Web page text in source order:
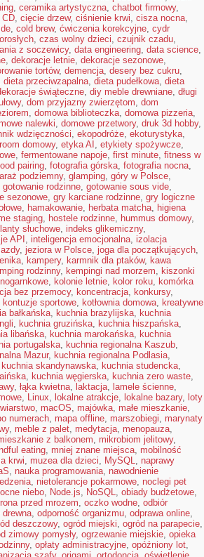
, ceramika artystyczna, chatbot firmowy,
CD, cięcie drzew, ciśnienie krwi, cisza nocna,
, cold brew, ćwiczenia korekcyjne, cydr
, czas wolny dzieci, czujnik czadu,
z soczewicy, data engineering, data science,
, dekoracje letnie, dekoracje sezonowe,
tortów, demencja, desery bez cukru,
dieta przeciwzapalna, dieta pudełkowa, dieta
świąteczne, diy meble drewniane, długi
, dom przyjazny zwierzętom, dom
, domowa biblioteczka, domowa pizzeria,
nalewki, domowe przetwory, druk 3d hobby,
wdzięczności, ekopodróże, ekoturystyka,
domowy, etyka AI , etykiety spożywcze,
, fermentowane napoje, first minute, fitness w
pairing, fotografia górska, fotografia nocna,
podziemny, glamping, góry w Polsce,
gotowanie rodzinne, gotowanie sous vide,
sezonowe, gry karciane rodzinne, gry logiczne
, hamakowanie, herbata matcha, higiena
staging, hostele rodzinne, hummus domowy,
słuchowe, indeks glikemiczny,
API , inteligencja emocjonalna, izolacja
, jeziora w Polsce, joga dla początkujących,
, kampery, karmnik dla ptaków, kawa
rodzinny, kempingi nad morzem, kiszonki
, kolonie letnie, kolor roku, komórka
bez przemocy, koncentracja, konkursy,
kontuzje sportowe, kotłownia domowa, kreatywne
bałkańska, kuchnia brazylijska, kuchnia
, kuchnia gruzińska, kuchnia hiszpańska,
libańska, kuchnia marokańska, kuchnia
portugalska, kuchnia regionalna Kaszub,
Mazur, kuchnia regionalna Podlasia,
kuchnia skandynawska, kuchnia studencka,
, kuchnia węgierska, kuchnia zero waste,
, łąka kwietna, laktacja, lamele ścienne,
, Linux, lokalne atrakcje, lokalne bazary, loty
, macOS, majówka, małe mieszkanie,
numerach, mapa offline, marszobiegi, marynaty
, meble z palet, medytacja, menopauza,
z balkonem, mikrobiom jelitowy,
eating, mniej znane miejsca, mobilność
krwi, muzea dla dzieci, MySQL, naprawy
, nauka programowania, nawodnienie
, nietolerancje pokarmowe, noclegi pet
niebo, Node.js, NoSQL, obiady budżetowe,
przed mrozem, oczko wodne, odbiór
drewna, odporność organizmu, odprawa online,
deszczowy, ogród miejski, ogród na parapecie,
zimowy pomysły, ogrzewanie miejskie, opieka
, opłaty administracyjne, opóźniony lot,